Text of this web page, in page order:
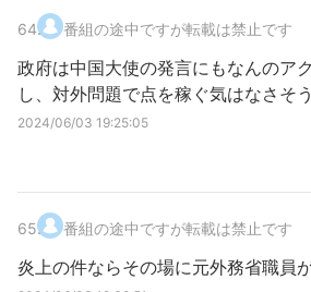
64. 番組の途中ですが転載は禁止です
政府は中国大使の発言にもなんのア
し、対外問題で点を稼ぐ気はなさそ
2024/06/03 19:25:05
65. 番組の途中ですが転載は禁止です
炎上の件ならその場に元外務省職員